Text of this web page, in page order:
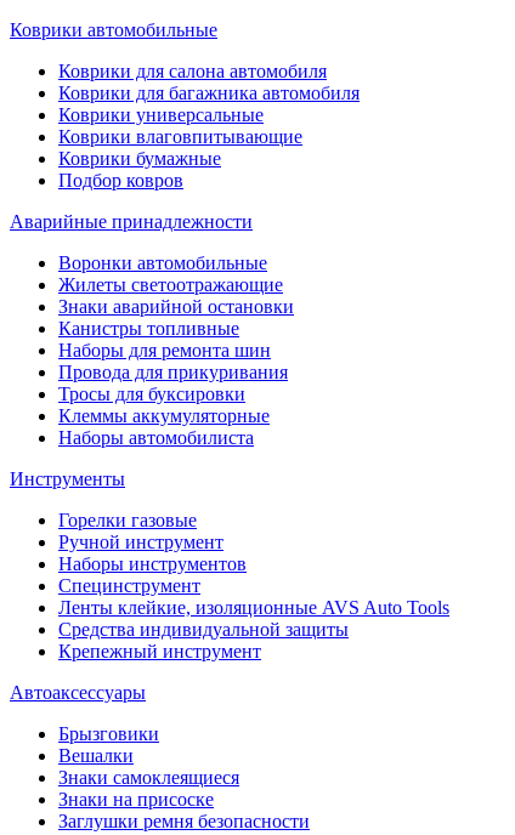
Коврики автомобильные
Коврики для салона автомобиля
Коврики для багажника автомобиля
Коврики универсальные
Коврики влаговпитывающие
Коврики бумажные
Подбор ковров
Аварийные принадлежности
Воронки автомобильные
Жилеты светоотражающие
Знаки аварийной остановки
Канистры топливные
Наборы для ремонта шин
Провода для прикуривания
Тросы для буксировки
Клеммы аккумуляторные
Наборы автомобилиста
Инструменты
Горелки газовые
Ручной инструмент
Наборы инструментов
Специнструмент
Ленты клейкие, изоляционные AVS Auto Tools
Средства индивидуальной защиты
Крепежный инструмент
Автоаксессуары
Брызговики
Вешалки
Знаки самоклеящиеся
Знаки на присоске
Заглушки ремня безопасности